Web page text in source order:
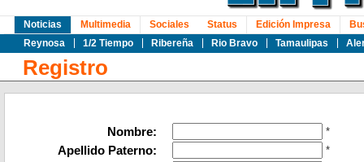
Noticias
Reynosa
1/2 Tiempo Ribereña Rio Bravo Tamaulipas
Multimedia Sociales Status Edición Impresa
Registro
Nombre: *
Apellido Paterno: *